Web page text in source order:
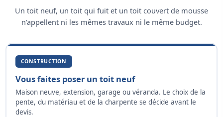
Un toit neuf, un toit qui fuit et un toit couvert de mousse
n'appellent ni les mêmes travaux ni le même budget.
CONSTRUCTION
Vous faites poser un toit neuf
Maison neuve, extension, garage ou véranda. Le choix de la
pente, du matériau et de la charpente se décide avant le
devis.